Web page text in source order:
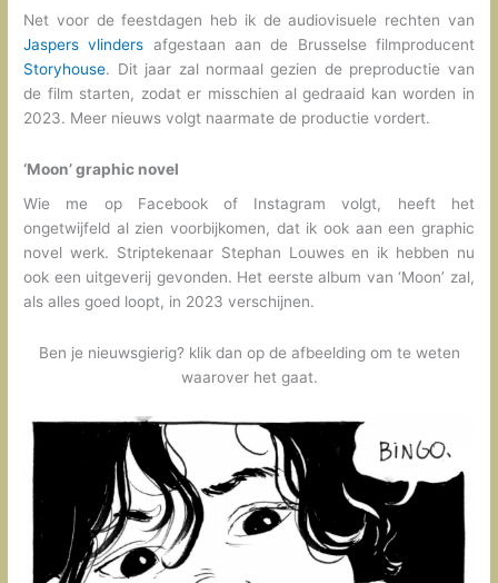
Net voor de feestdagen heb ik de audiovisuele rechten van
Jaspers vlinders afgestaan aan de Brusselse filmproducent
Storyhouse. Dit jaar zal normaal gezien de preproductie van
de film starten, zodat er misschien al gedraaid kan worden in
2023. Meer nieuws volgt naarmate de productie vordert.
‘Moon’ graphic novel
Wie me op Facebook of Instagram volgt, heeft het
ongetwijfeld al zien voorbijkomen, dat ik ook aan een graphic
novel werk. Striptekenaar Stephan Louwes en ik hebben nu
ook een uitgeverij gevonden. Het eerste album van ‘Moon’ zal,
als alles goed loopt, in 2023 verschijnen.
Ben je nieuwsgierig? klik dan op de afbeelding om te weten
waarover het gaat.